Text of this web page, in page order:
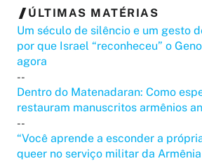
ÚLTIMAS MATÉRIAS
Um século de silêncio e um gesto
por que Israel “reconheceu” o
agora
--
Dentro do Matenadaran: Como
restauram manuscritos armênios
--
“Você aprende a esconder a
queer no serviço militar da Armênia